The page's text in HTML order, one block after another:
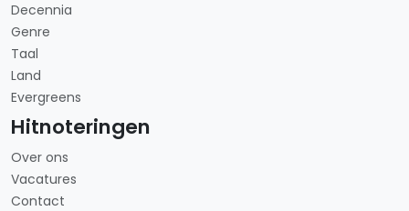
Decennia
Genre
Taal
Land
Evergreens
Hitnoteringen
Over ons
Vacatures
Contact